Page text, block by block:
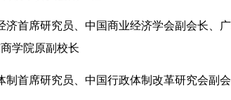
济首席研究员、中国商业经济学会副会长、
学院原副校长
制首席研究员、 中国行政体制改革研究会副